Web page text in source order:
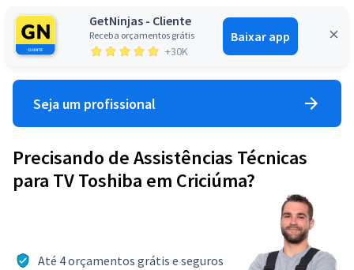
GetNinjas - Cliente
Receba orçamentos grátis
+30K
Baixar app
Entrar
Seja um profissional
Precisando de Assistências Técnicas
para TV Toshiba em Criciúma?
Até 4 orçamentos grátis e seguros